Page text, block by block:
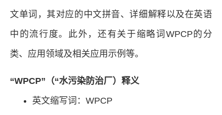
文单词，其对应的中文拼音、详细解释以及在英语
中的流行度。此外，还有关于缩略词WPCP的分
类、应用领域及相关应用示例等。
“WPCP”（“水污染防治厂）释义
英文缩写词：WPCP